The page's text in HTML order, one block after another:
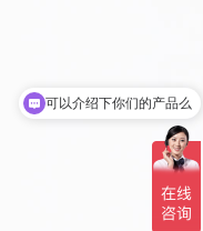
可以介绍下你们的产品么